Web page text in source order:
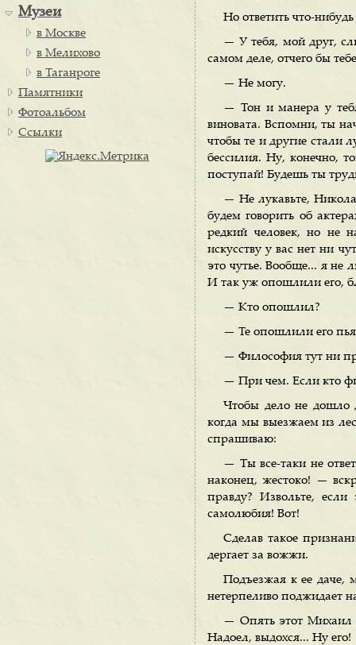
Но ответить что-
— У тебя, мой друг,
самом деле, отчего бы
— Не могу.
— Тон и манера у
виновата. Вспомни, ты
чтобы те и другие стали
бессилия. Ну, конечно,
поступай! Будешь ты
— Не лукавьте,
будем говорить об
редкий человек, но не
искусству у вас нет ни
это чутье. Вообще... я не
И так уж опошлили его,
— Кто опошлил?
— Те опошлили его
— Философия тут ни
— При чем. Если кто
Чтобы дело не дошло
когда мы выезжаем из
спрашиваю:
— Ты все-таки не
наконец, жестоко! —
правду? Извольте,
самолюбия! Вот!
Сделав такое
дергает за вожжи.
Подъезжая к ее даче,
нетерпеливо поджидает
— Опять этот Михаил
Надоел, выдохся... Ну его!
Музеи
в Москве
в Мелихово
в Таганроге
Памятники
Фотоальбом
Ссылки